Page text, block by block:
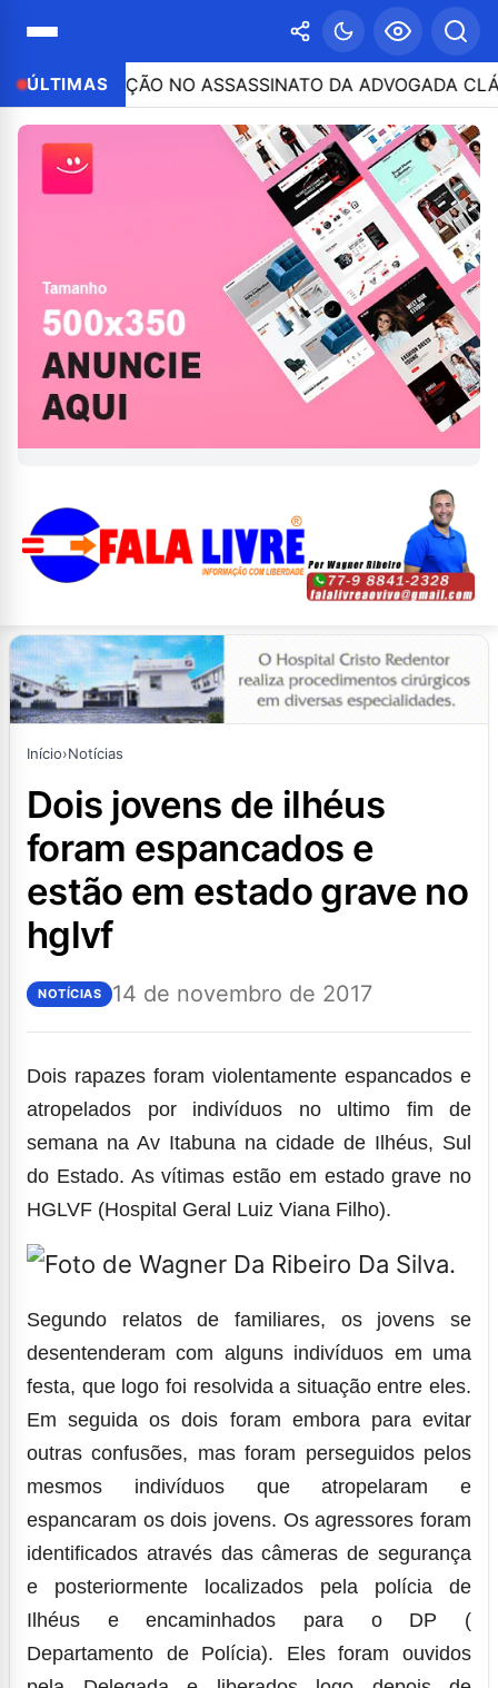
ÚLTIMASNO ASSASSINATO DA ADVOGADA CLÁUDIA
Início›Notícias
dois jovens de ilhéus
foram espancados e
estão em estado grave no
hglvf
NOTÍCIAS 14 de novembro de 2017
Dois rapazes foram violentamente espancados e
atropelados por indivíduos no ultimo fim de
semana na Av Itabuna na cidade de Ilhéus, Sul
do Estado. As vítimas estão em estado grave no
HGLVF (Hospital Geral Luiz Viana Filho).
Segundo relatos de familiares, os jovens se
desentenderam com alguns indivíduos em uma
festa, que logo foi resolvida a situação entre eles.
Em seguida os dois foram embora para evitar
outras confusões, mas foram perseguidos pelos
mesmos indivíduos que atropelaram e
espancaram os dois jovens. Os agressores foram
identificados através das câmeras de segurança
e posteriormente localizados pela polícia de
Ilhéus e encaminhados para o DP (
Departamento de Polícia). Eles foram ouvidos